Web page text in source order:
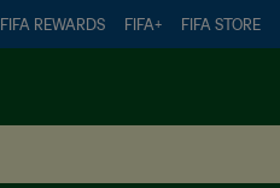
FIFA REWARDS FIFA+ FIFA STORE